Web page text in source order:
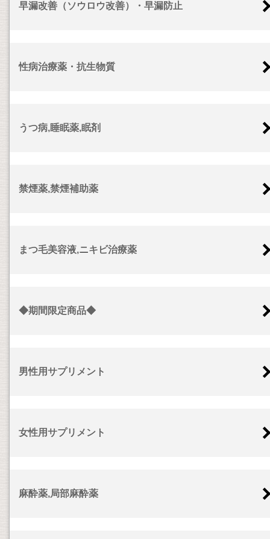
早漏改善（ソウロウ改善）・早漏防止
性病治療薬・抗生物質
うつ病,睡眠薬,眠剤
禁煙薬,禁煙補助薬
まつ毛美容液,ニキビ治療薬
◆期間限定商品◆
男性用サプリメント
女性用サプリメント
麻酔薬,局部麻酔薬